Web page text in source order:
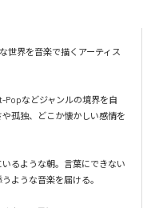
世界を音楽で描くアーティス
Popなどジャンルの境界を自
孤独、どこか懐かしい感情を
るような朝。言葉にできない
ような音楽を届ける。